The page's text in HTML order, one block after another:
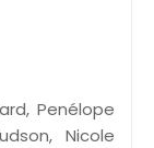
Penélope
Nicole